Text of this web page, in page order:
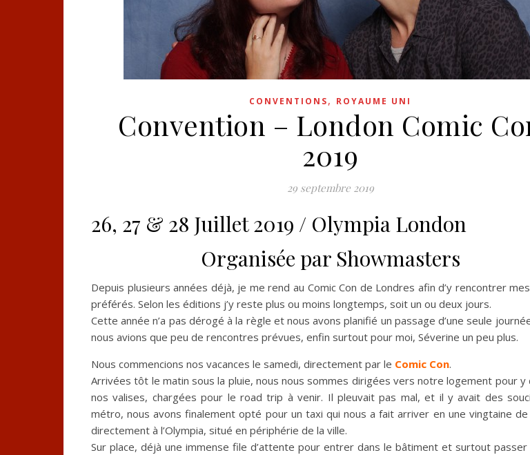
CONVENTIONS, ROYAUME UNI
Convention – London Comic
2019
29 septembre 2019
26, 27 & 28 Juillet 2019 / Olympia London
Organisée par Showmasters
Depuis plusieurs années déjà, je me rend au Comic Con de Londres afin d’y rencontrer
préférés. Selon les éditions j’y reste plus ou moins longtemps, soit un ou deux jours.
Cette année n’a pas dérogé à la règle et nous avons planifié un passage d’une seule
nous avions que peu de rencontres prévues, enfin surtout pour moi, Séverine un peu plus.
Nous commencions nos vacances le samedi, directement par le Comic Con.
Arrivées tôt le matin sous la pluie, nous nous sommes dirigées vers notre logement pour y
nos valises, chargées pour le road trip à venir. Il pleuvait pas mal, et il y avait des
métro, nous avons finalement opté pour un taxi qui nous a fait arriver en une vingtaine
directement à l’Olympia, situé en périphérie de la ville.
Sur place, déjà une immense file d’attente pour entrer dans le bâtiment et surtout passer